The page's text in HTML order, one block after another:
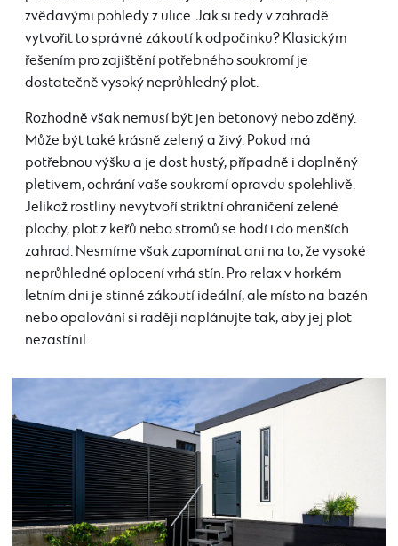
zvědavými pohledy z ulice. Jak si tedy v zahradě
vytvořit to správné zákoutí k odpočinku? Klasickým
řešením pro zajištění potřebného soukromí je
dostatečně vysoký neprůhledný plot.
Rozhodně však nemusí být jen betonový nebo zděný.
Může být také krásně zelený a živý. Pokud má
potřebnou výšku a je dost hustý, případně i doplněný
pletivem, ochrání vaše soukromí opravdu spolehlivě.
Jelikož rostliny nevytvoří striktní ohraničení zelené
plochy, plot z keřů nebo stromů se hodí i do menších
zahrad. Nesmíme však zapomínat ani na to, že vysoké
neprůhledné oplocení vrhá stín. Pro relax v horkém
letním dni je stinné zákoutí ideální, ale místo na bazén
nebo opalování si raději naplánujte tak, aby jej plot
nezastínil.